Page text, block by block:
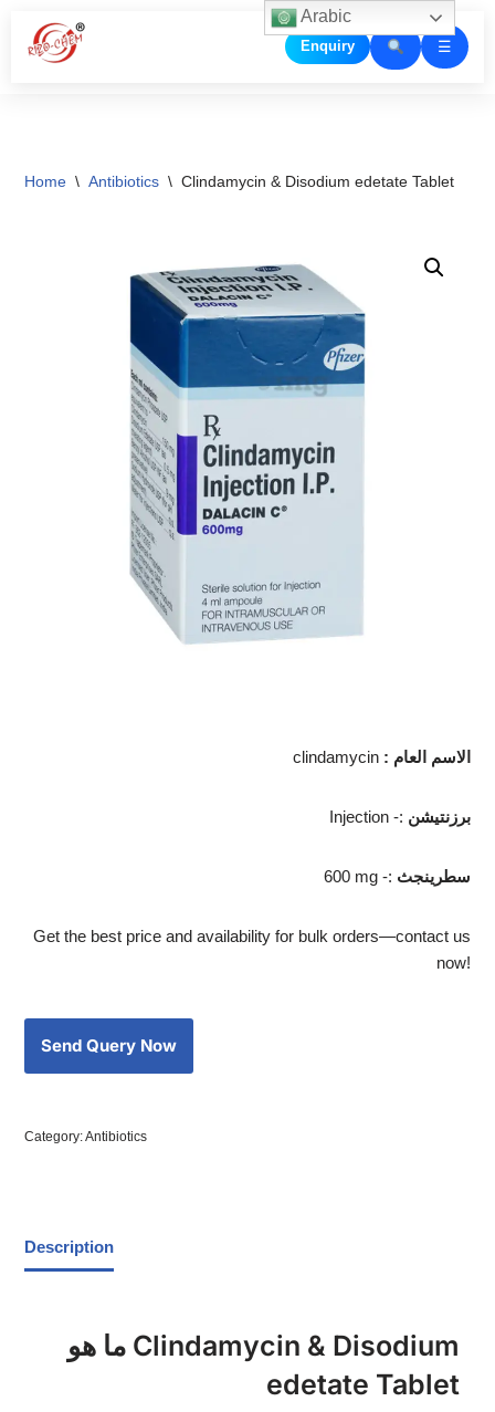
Skip
Enquiry ☰
Home \ Antibiotics \ Clindamycin & Disodium edetate Tablet
clindamycin : الاسم العام
Injection -: برزنتيشن
600 mg -: سطرينجث
Get the best price and availability for bulk orders—contact us
now!
Category:Antibiotics
Description
ما هو Clindamycin & Disodium
edetate Tablet
Arabic